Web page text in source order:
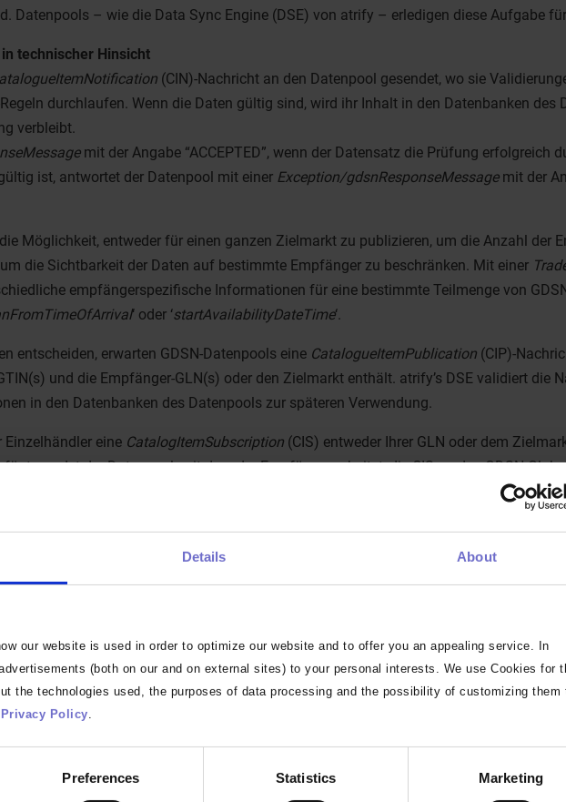
Details About
our website is used in order to optimize our website and to offer you an appealing service. In
(both on our and on external sites) to your personal interests. We use Cookies for
the technologies used, the purposes of data processing and the possibility of customizing them
Privacy Policy.
Preferences Statistics Marketing
Datenpools – wie die Data Sync Engine (DSE) von atrify – erledigen diese Aufgabe
technischer Hinsicht
(CIN)-Nachricht an den Datenpool gesendet, wo sie
durchlaufen. Wenn die Daten gültig sind, wird ihr Inhalt in den Datenbanken des
verbleibt.
mit der Angabe “ACCEPTED”, wenn der Datensatz die Prüfung erfolgreich
ist, antwortet der Datenpool mit einer Exception/gdsnResponseMessagemit der
Möglichkeit, entweder für einen ganzen Zielmarkt zu publizieren, um die Anzahl der
die Sichtbarkeit der Daten auf bestimmte Empfänger zu beschränken. Mit einer
empfängerspezifische Informationen für eine bestimmte Teilmenge von
‘ oder ‘startAvailabilityDateTime‘.
entscheiden, erwarten GDSN-Datenpools eine CatalogueItemPublication (CIP)-
und die Empfänger-GLN(s) oder den Zielmarkt enthält. atrify’s DSE validiert die
in den Datenbanken des Datenpools zur späteren Verwendung.
eine CatalogItemSubscription (CIS) entweder Ihrer GLN oder dem
sendet der Datenpool, mit dem der Empfänger arbeitet, die CIS an das GDSN
weiterzuleiten. Der SDP identifiziert passende Subscriptions für
exportiert die Daten in CIN-Nachrichten und sendet sie an den Recipient Data
weiterleitet.
aktives Zielmarkt-Abonnement hat, das von Einzelhändlern genutzt wird, um
im Zielmarkt Deutschland oder im deutschen Katalog selbst veröffentlicht wurden.
Produktinhalte über das GDSN einfach mit einem Internet-Browser
alle eingegebenen Daten gegen alle zielmarktspezifischen Anforderungen und
die entweder über eine erfolgreiche “SYNCHRONIZE” oder, im Falle von ungültigen /
Informationen über den zu korrigierenden Inhalt informiert. Diese CIC-Nachricht
diesen weitergeleitet.
die häufigsten Fehler / Verständnisprobleme bei der Implementierung einer M2M-